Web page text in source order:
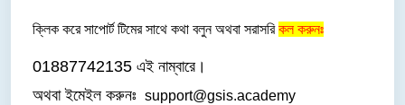
ক্লিক করে সাপোর্ট টিমের সাথে কথা বলুন অথবা সরাসরি কল করুনঃ
01887742135 এই নাম্বারে।
অথবা ইমেইল করুনঃ support@gsis.academy